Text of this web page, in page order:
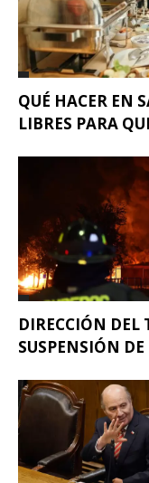
QUÉ HACER EN
LIBRES PARA
DIRECCIÓN DEL
SUSPENSIÓN